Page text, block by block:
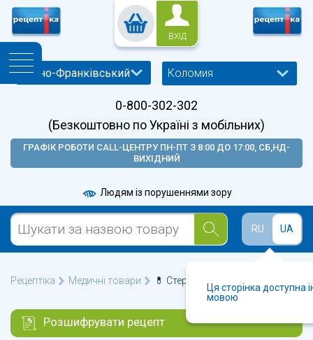
ВХІД
Коломия
0-800-302-302
(Безкоштовно по Україні з мобільних)
ГРАФІК РОБОТИ CALL-ЦЕНТРУ ПН-ПТ З 8:00 ДО 17:00, СБ,НД-
ВИХІДНИЙ
Людям із порушеннями зору
RU UA
Ця сторінка доступна
мовою
Рецептіка Медичні товари 💊 Стерилізація у Коломиї 🩺
Розшифрувати рецепт